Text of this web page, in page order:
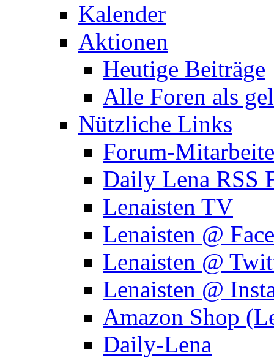
Kalender
Aktionen
Heutige Beiträge
Alle Foren als
Nützliche Links
Forum-
Daily Lena RSS
Lenaisten TV
Lenaisten @
Lenaisten @
Lenaisten @
Amazon Shop
Daily-Lena